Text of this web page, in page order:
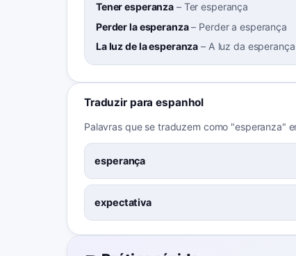
Tener esperanza – Ter esperança
Perder la esperanza– Perder a esperança
La luz de la esperanza – A luz da esperança
Traduzir para espanhol
Palavras que se traduzem como "esperanza"
esperança
expectativa